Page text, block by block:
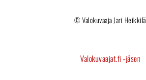
© Valokuvaaja Jari Heikkilä
Valokuvaajat.fi -jäsen